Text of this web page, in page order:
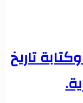
تاريخ